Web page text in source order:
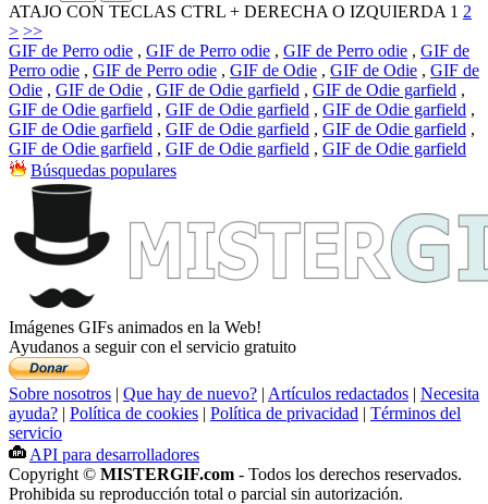
ATAJO CON TECLAS CTRL + DERECHA O IZQUIERDA 1 2
> >>
GIF de Perro odie , GIF de Perro odie , GIF de Perro odie , GIF de
Perro odie , GIF de Perro odie , GIF de Odie , GIF de Odie , GIF de
Odie , GIF de Odie , GIF de Odie garfield , GIF de Odie garfield ,
GIF de Odie garfield , GIF de Odie garfield , GIF de Odie garfield ,
GIF de Odie garfield , GIF de Odie garfield , GIF de Odie garfield ,
GIF de Odie garfield , GIF de Odie garfield , GIF de Odie garfield
Búsquedas populares
Imágenes GIFs animados en la Web!
Ayudanos a seguir con el servicio gratuito
Sobre nosotros | Que hay de nuevo? | Artículos redactados | Necesita
ayuda? | Política de cookies | Política de privacidad | Términos del
servicio
API para desarrolladores
Copyright © MISTERGIF.com - Todos los derechos reservados.
Prohibida su reproducción total o parcial sin autorización.